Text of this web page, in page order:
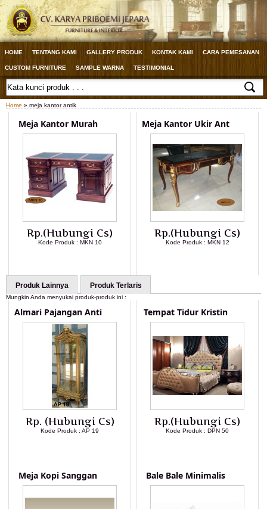
HOME TENTANG KAMI GALLERY PRODUK KONTAK KAMI CARA PEMESANAN
CUSTOM FURNITURE SAMPLE WARNA TESTIMONIAL
Home » meja kantor antik
Meja Kantor Murah
Rp.(Hubungi Cs)
Kode Produk : MKN 10
Meja Kantor Ukir Ant
Rp.(Hubungi Cs)
Kode Produk : MKN 12
Produk Lainnya Produk Terlaris
Mungkin Anda menyukai produk-produk ini :
Almari Pajangan Anti
Rp. (Hubungi Cs)
Kode Produk : AP 19
Tempat Tidur Kristin
Rp.(Hubungi Cs)
Kode Produk : DPN 50
Meja Kopi Sanggan Bale Bale Minimalis